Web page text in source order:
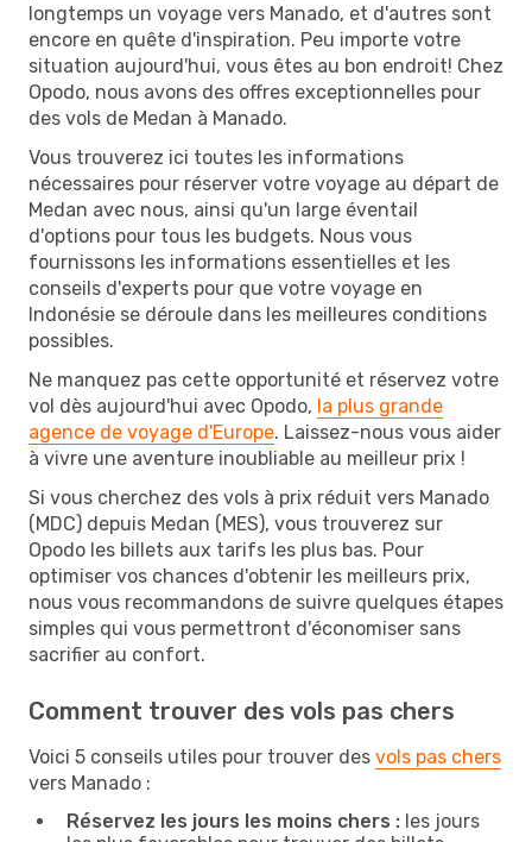
longtemps un voyage vers Manado, et d'autres sont
encore en quête d'inspiration. Peu importe votre
situation aujourd'hui, vous êtes au bon endroit! Chez
Opodo, nous avons des offres exceptionnelles pour
des vols de Medan à Manado.
Vous trouverez ici toutes les informations
nécessaires pour réserver votre voyage au départ de
Medan avec nous, ainsi qu'un large éventail
d'options pour tous les budgets. Nous vous
fournissons les informations essentielles et les
conseils d'experts pour que votre voyage en
Indonésie se déroule dans les meilleures conditions
possibles.
Ne manquez pas cette opportunité et réservez votre
vol dès aujourd'hui avec Opodo, la plus grande
agence de voyage d'Europe. Laissez-nous vous aider
à vivre une aventure inoubliable au meilleur prix !
Si vous cherchez des vols à prix réduit vers Manado
(MDC) depuis Medan (MES), vous trouverez sur
Opodo les billets aux tarifs les plus bas. Pour
optimiser vos chances d'obtenir les meilleurs prix,
nous vous recommandons de suivre quelques étapes
simples qui vous permettront d'économiser sans
sacrifier au confort.
Comment trouver des vols pas chers
Voici 5 conseils utiles pour trouver des vols pas chers
vers Manado :
Réservez les jours les moins chers : les jours